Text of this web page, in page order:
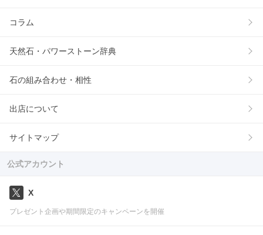
コラム
天然石・パワーストーン辞典
石の組み合わせ・相性
出店について
サイトマップ
公式アカウント
X
プレゼント企画や期間限定のキャンペーンを開催